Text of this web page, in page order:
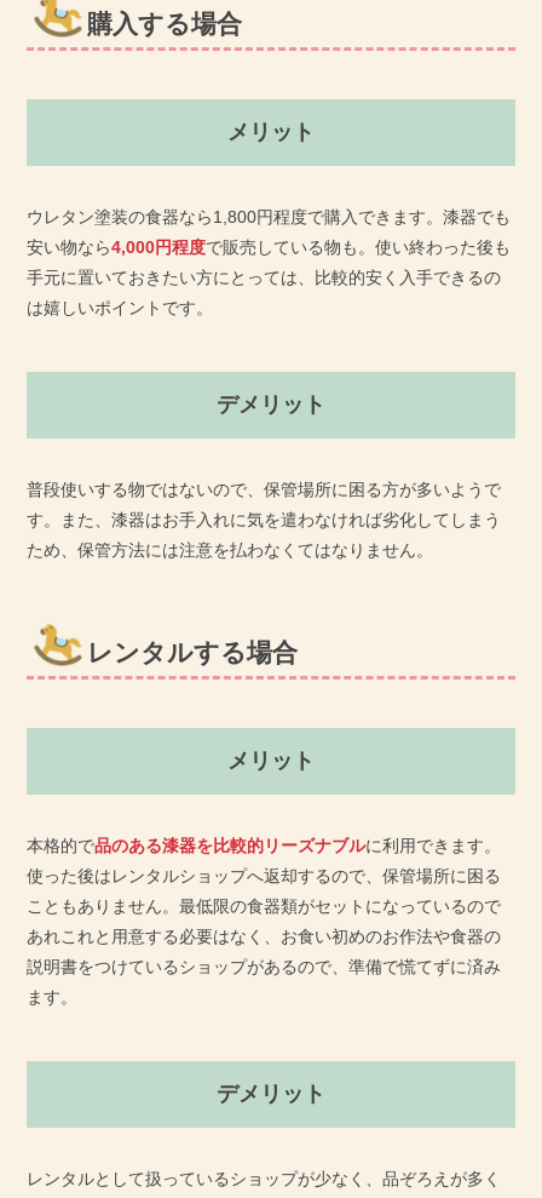
購入する場合
メリット
ウレタン塗装の食器なら1,800円程度で購入できます。漆器でも
安い物なら4,000円程度で販売している物も。使い終わった後も
手元に置いておきたい方にとっては、比較的安く入手できるの
は嬉しいポイントです。
デメリット
普段使いする物ではないので、保管場所に困る方が多いようで
す。また、漆器はお手入れに気を遣わなければ劣化してしまう
ため、保管方法には注意を払わなくてはなりません。
レンタルする場合
メリット
本格的で品のある漆器を比較的リーズナブルに利用できます。
使った後はレンタルショップへ返却するので、保管場所に困る
こともありません。最低限の食器類がセットになっているので
あれこれと用意する必要はなく、お食い初めのお作法や食器の
説明書をつけているショップがあるので、準備で慌てずに済み
ます。
デメリット
レンタルとして扱っているショップが少なく、品ぞろえが多く